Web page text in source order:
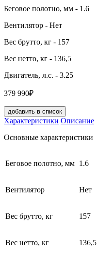
Беговое полотно, мм - 1.6
Вентилятор - Нет
Вес брутто, кг - 157
Вес нетто, кг - 136,5
Двигатель, л.с. - 3.25
379 990₽
добавить в список
Характеристики Описание
Основные характеристики
Беговое полотно, мм 1.6
Вентилятор Нет
Вес брутто, кг 157
Вес нетто, кг 136,5